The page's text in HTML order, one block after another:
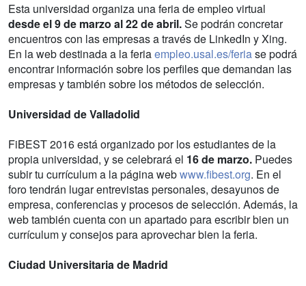
Esta universidad organiza una feria de empleo virtual
desde el 9 de marzo al 22 de abril.Se podrán concretar
encuentros con las empresas a través de LinkedIn y Xing.
En la web destinada a la feriaempleo.usal.es/feriase podrá
encontrar información sobre los perfiles que demandan las
empresas y también sobre los métodos de selección.
Universidad de Valladolid
FiBEST 2016 está organizado por los estudiantes de la
propia universidad, y se celebrará el 16 de marzo. Puedes
subir tu currículum a la página webwww.fibest.org. En el
foro tendrán lugar entrevistas personales, desayunos de
empresa, conferencias y procesos de selección. Además, la
web también cuenta con un apartado para escribir bien un
currículum y consejos para aprovechar bien la feria.
Ciudad Universitaria de Madrid